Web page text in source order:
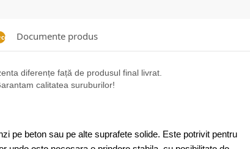
Documente produs
diferențe față de produsul final livrat.
calitatea suruburilor!
pe beton sau pe alte suprafete solide. Este potrivit pentru